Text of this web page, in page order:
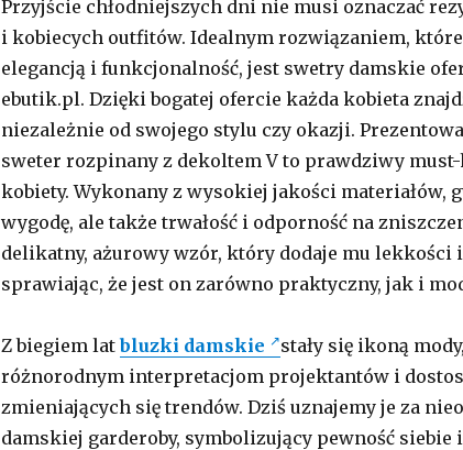
Przyjście chłodniejszych dni nie musi oznaczać
i kobiecych outfitów. Idealnym rozwiązaniem, które
elegancją i funkcjonalność, jest swetry damskie
ebutik.pl. Dzięki bogatej ofercie każda kobieta
niezależnie od swojego stylu czy okazji.
sweter rozpinany z dekoltem V to prawdziwy must-
kobiety. Wykonany z wysokiej jakości materiałów,
wygodę, ale także trwałość i odporność na
delikatny, ażurowy wzór, który dodaje mu lekkości
sprawiając, że jest on zarówno praktyczny, jak i
Z biegiem latbluzki damskie
stały się ikoną
różnorodnym interpretacjom projektantów i
zmieniających się trendów. Dziś uznajemy je za
damskiej garderoby, symbolizujący pewność siebie